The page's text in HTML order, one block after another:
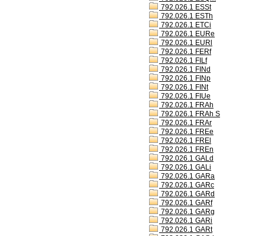
792.026.1 ESSt
792.026.1 ESTh
792.026.1 ETCi
792.026.1 EURe
792.026.1 EURl
792.026.1 FERf
792.026.1 FILf
792.026.1 FINd
792.026.1 FINp
792.026.1 FINt
792.026.1 FIUe
792.026.1 FRAh
792.026.1 FRAh S
792.026.1 FRAr
792.026.1 FREe
792.026.1 FREl
792.026.1 FREn
792.026.1 GALd
792.026.1 GALi
792.026.1 GARa
792.026.1 GARc
792.026.1 GARd
792.026.1 GARf
792.026.1 GARg
792.026.1 GARi
792.026.1 GARt